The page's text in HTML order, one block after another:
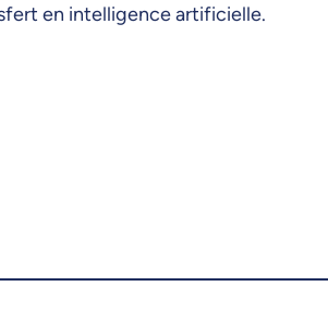
en intelligence artificielle.